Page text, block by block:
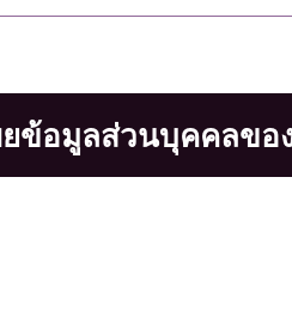
ยข้อมูลส่วนบุคคลข